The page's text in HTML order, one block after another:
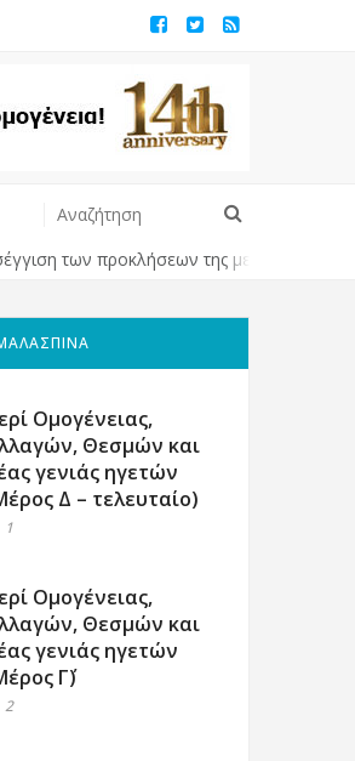
προκλήσεων της μετανάστευσης των
Ομογένειας,
Θεσμών και
γενιάς ηγετών
Δ – τελευταίο)
1
Ομογένειας,
Θεσμών και
γενιάς ηγετών
Γ΄)
2